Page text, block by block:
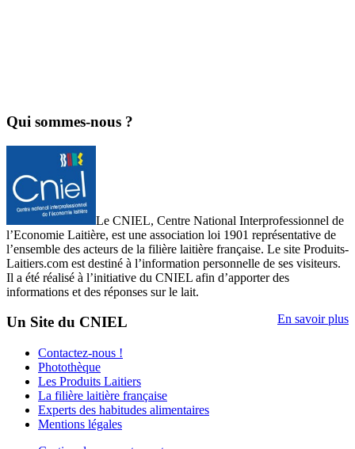
Qui sommes-nous ?
Le CNIEL, Centre National Interprofessionnel de
l’Economie Laitière, est une association loi 1901 représentative de
l’ensemble des acteurs de la filière laitière française. Le site Produits-
Laitiers.com est destiné à l’information personnelle de ses visiteurs.
Il a été réalisé à l’initiative du CNIEL afin d’apporter des
informations et des réponses sur le lait.
En savoir plus
Un Site du CNIEL
Contactez-nous !
Photothèque
Les Produits Laitiers
La filière laitière française
Experts des habitudes alimentaires
Mentions légales